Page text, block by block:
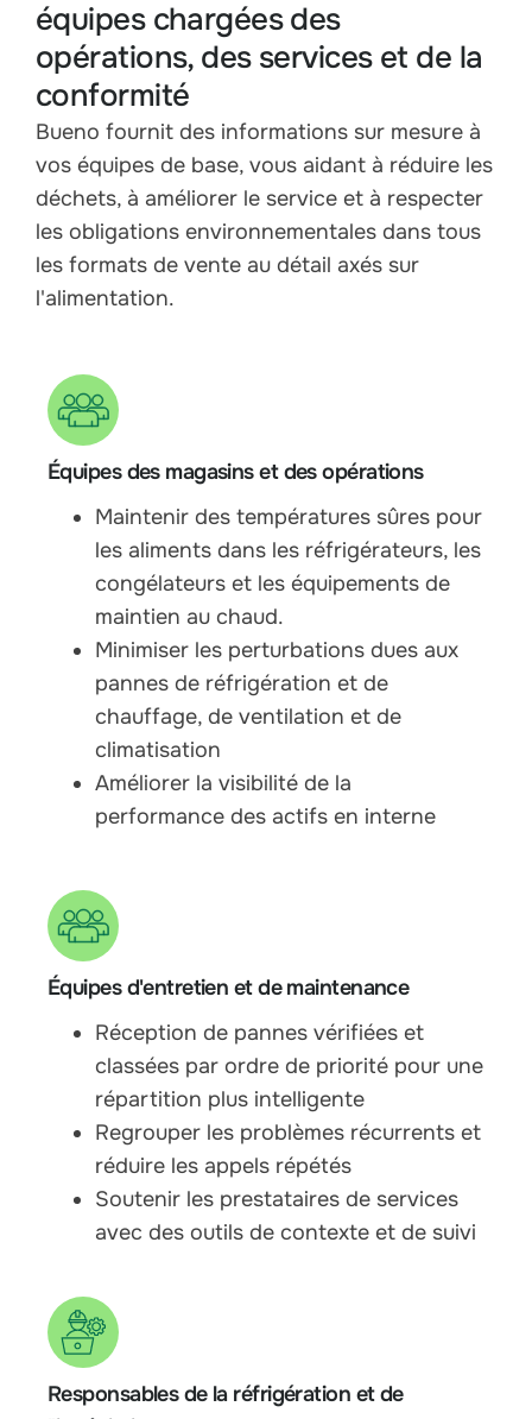
équipes chargées des
opérations, des services et de la
conformité
Bueno fournit des informations sur mesure à
vos équipes de base, vous aidant à réduire les
déchets, à améliorer le service et à respecter
les obligations environnementales dans tous
les formats de vente au détail axés sur
l'alimentation.
Équipes des magasins et des opérations
Maintenir des températures sûres pour
les aliments dans les réfrigérateurs, les
congélateurs et les équipements de
maintien au chaud.
Minimiser les perturbations dues aux
pannes de réfrigération et de
chauffage, de ventilation et de
climatisation
Améliorer la visibilité de la
performance des actifs en interne
Équipes d'entretien et de maintenance
Réception de pannes vérifiées et
classées par ordre de priorité pour une
répartition plus intelligente
Regrouper les problèmes récurrents et
réduire les appels répétés
Soutenir les prestataires de services
avec des outils de contexte et de suivi
Responsables de la réfrigération et de